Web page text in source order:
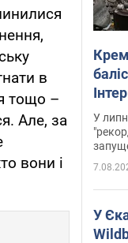
в
тощо –
Але, за
вони і
У
У